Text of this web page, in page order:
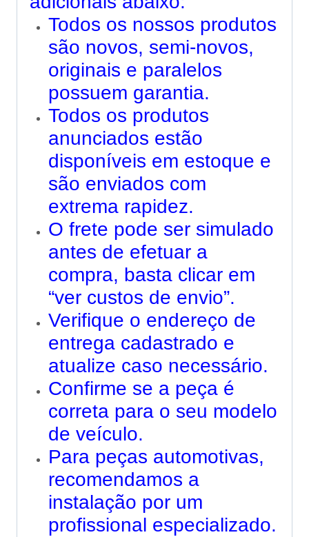
Todos os nossos produtos
são novos, semi-novos,
originais e paralelos
possuem garantia.
Todos os produtos
anunciados estão
disponíveis em estoque e
são enviados com
extrema rapidez.
O frete pode ser simulado
antes de efetuar a
compra, basta clicar em
“ver custos de envio”.
Verifique o endereço de
entrega cadastrado e
atualize caso necessário.
Confirme se a peça é
correta para o seu modelo
de veículo.
Para peças automotivas,
recomendamos a
instalação por um
profissional especializado.